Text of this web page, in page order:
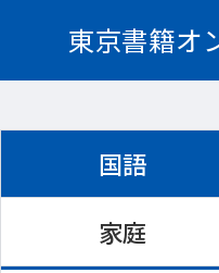
東京書籍オ
国語
家庭